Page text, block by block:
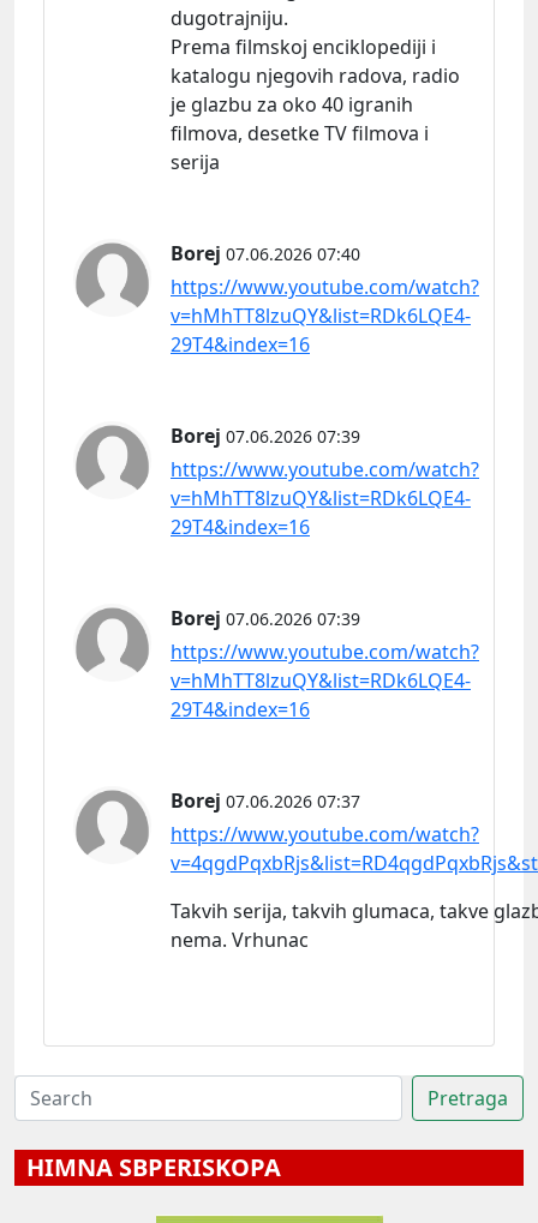
dugotrajniju.
Prema filmskoj enciklopediji i
katalogu njegovih radova, radio
je glazbu za oko 40 igranih
filmova, desetke TV filmova i
serija
Borej 07.06.2026 07:40
https://www.youtube.com/watch?
v=hMhTT8lzuQY&list=RDk6LQE4-
29T4&index=16
Borej 07.06.2026 07:39
https://www.youtube.com/watch?
v=hMhTT8lzuQY&list=RDk6LQE4-
29T4&index=16
Borej 07.06.2026 07:39
https://www.youtube.com/watch?
v=hMhTT8lzuQY&list=RDk6LQE4-
29T4&index=16
Borej 07.06.2026 07:37
https://www.youtube.com/watch?
Takvih serija, takvih glumaca, takve
nema. Vrhunac
HIMNA SBPERISKOPA